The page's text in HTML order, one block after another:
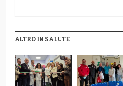
ALTRO IN SALUTE